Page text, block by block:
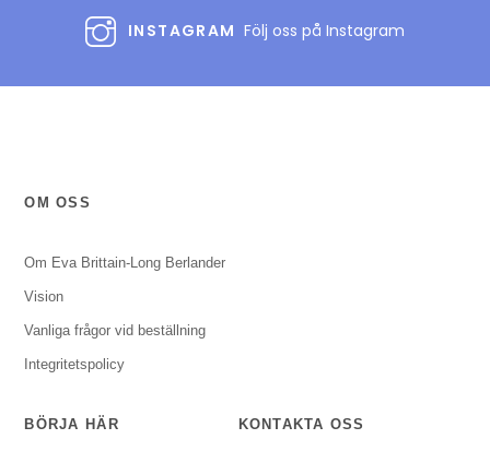
INSTAGRAM Följ oss på Instagram
OM OSS
Om Eva Brittain-Long Berlander
Vision
Vanliga frågor vid beställning
Integritetspolicy
BÖRJA HÄR KONTAKTA OSS